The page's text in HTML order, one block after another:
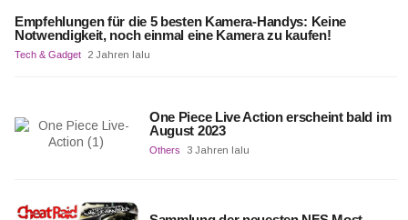
Empfehlungen für die 5 besten Kamera-Handys: Keine
Notwendigkeit, noch einmal eine Kamera zu kaufen!
Tech & Gadget 2 Jahren lalu
One Piece Live Action erscheint bald im
August 2023
Others 3 Jahren lalu